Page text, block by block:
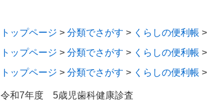
トップページ > 分類でさがす > くらしの便利帳 >
トップページ > 分類でさがす > くらしの便利帳 >
トップページ > 分類でさがす > くらしの便利帳 >
令和7年度 5歳児歯科健康診査